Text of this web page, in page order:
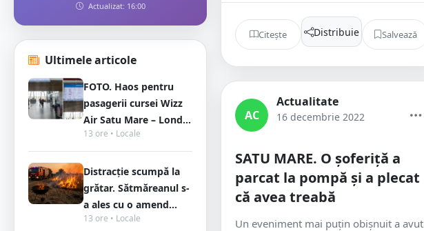
Actualizat: 16:00
Ultimele articole
FOTO. Haos pentru
pasagerii cursei Wizz
Air Satu Mare – Lond...
13 ore • Locale
Distracție scumpă la
grătar. Sătmăreanul s-
a ales cu o amend...
13 ore • Locale
Citește Distribuie Salvează
AC
Actualitate
16 decembrie 2022
SATU MARE. O șoferiță a
parcat la pompă și a plecat
că avea treabă
Un eveniment mai puțin obișnuit a avut